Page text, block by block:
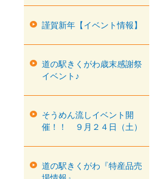
謹賀新年【イベント情報】
道の駅きくがわ歳末感謝祭
イベント♪
そうめん流しイベント開
催！！ ９月２４日（土）
道の駅きくがわ『特産品売